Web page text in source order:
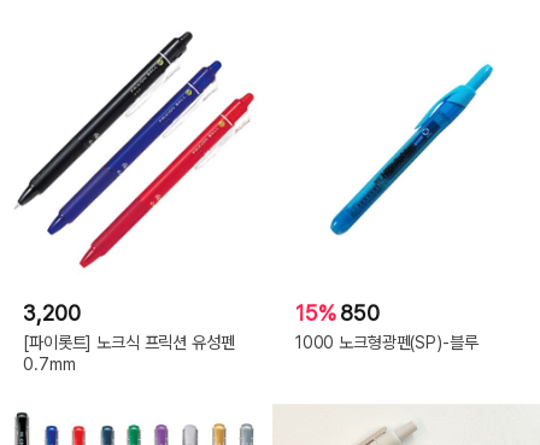
3,200
[파이롯트] 노크식 프릭션 유성펜
0.7mm
15%850
1000 노크형광펜(SP)-블루